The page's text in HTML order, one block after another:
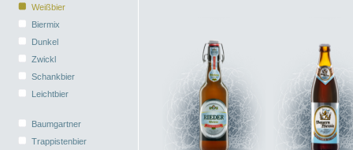
Weißbier
Biermix
Dunkel
Zwickl
Schankbier
Leichtbier
Baumgartner
Trappistenbier